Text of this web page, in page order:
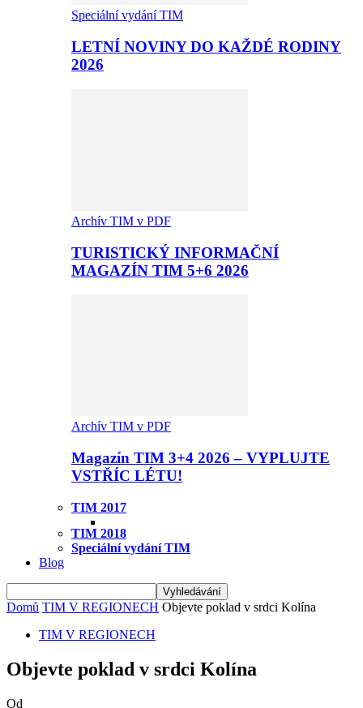
Speciální vydání TIM
LETNÍ NOVINY DO KAŽDÉ RODINY
2026
Archív TIM v PDF
TURISTICKÝ INFORMAČNÍ
MAGAZÍN TIM 5+6 2026
Archív TIM v PDF
Magazín TIM 3+4 2026 – VYPLUJTE
VSTŘÍC LÉTU!
TIM 2017
TIM 2018
Speciální vydání TIM
Blog
Domů TIM V REGIONECH Objevte poklad v srdci Kolína
TIM V REGIONECH
Objevte poklad v srdci Kolína
Od